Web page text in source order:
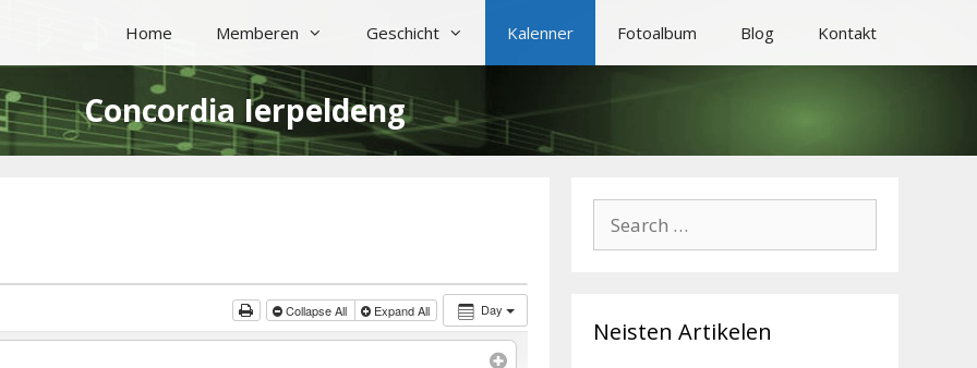
Home Memberen Geschicht Kalenner Fotoalbum Blog Kontakt
Concordia Ierpeldeng
Day
Collapse All Expand All
for:
Neisten Artikelen